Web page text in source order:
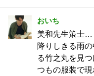
おいち
美和先生策士…
降りしきる雨
る竹之丸を見
つもの服装で